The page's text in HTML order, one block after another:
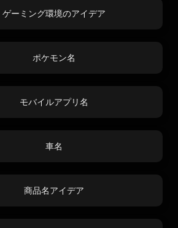
ゲーミング環境のアイデア
ポケモン名
モバイルアプリ名
車名
商品名アイデア